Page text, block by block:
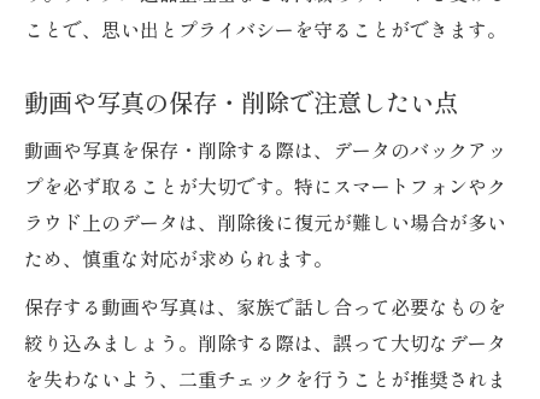
ことで、思い出とプライバシーを守ることができます。
動画や写真の保存・削除で注意したい点
動画や写真を保存・削除する際は、データのバックアッ
プを必ず取ることが大切です。特にスマートフォンやク
ラウド上のデータは、削除後に復元が難しい場合が多い
ため、慎重な対応が求められます。
保存する動画や写真は、家族で話し合って必要なものを
絞り込みましょう。削除する際は、誤って大切なデータ
を失わないよう、二重チェックを行うことが推奨されま